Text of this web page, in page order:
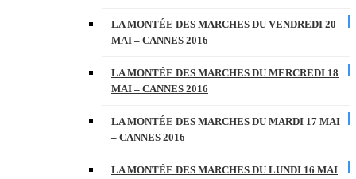
LA MONTÉE DES MARCHES DU VENDREDI 20
MAI – CANNES 2016
LA MONTÉE DES MARCHES DU MERCREDI 18
MAI – CANNES 2016
LA MONTÉE DES MARCHES DU MARDI 17 MAI
– CANNES 2016
LA MONTÉE DES MARCHES DU LUNDI 16 MAI